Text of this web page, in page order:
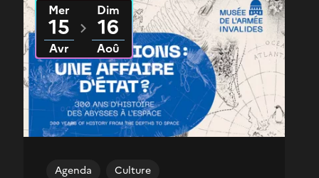
Agenda Culture
Du
Mer
15
Avr
2026 au
Dim
16
Aoû
2026